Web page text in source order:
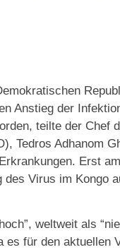
Anstieg der
teilte der Chef
Tedros Adhanom
Erst
Virus im Kongo
weltweit als
es für den aktuellen